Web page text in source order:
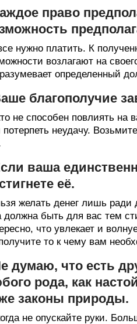
право
нужно платить. К
возлагают на
определенный
благополучие
не способен повлиять
потерпеть неудачу.
ваша
её.
желать денег лишь ради
должна быть для вас тем
что увлекает и
то к чему вам
думаю, что есть
рода, как
законы природы.
не опускайте руки.